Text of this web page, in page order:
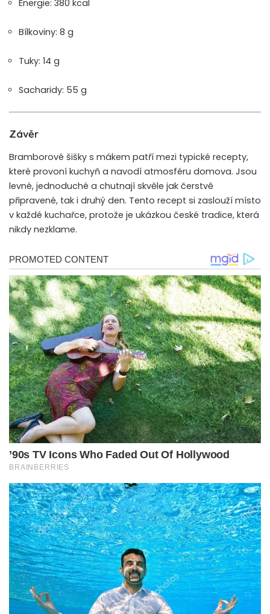
Energie: 380 kcal
Bílkoviny: 8 g
Tuky: 14 g
Sacharidy: 55 g
Závěr
Bramborové šišky s mákem patří mezi typické recepty,
které provoní kuchyň a navodí atmosféru domova. Jsou
levné, jednoduché a chutnají skvěle jak čerstvě
připravené, tak i druhý den. Tento recept si zaslouží místo
v každé kuchařce, protože je ukázkou české tradice, která
nikdy nezklame.